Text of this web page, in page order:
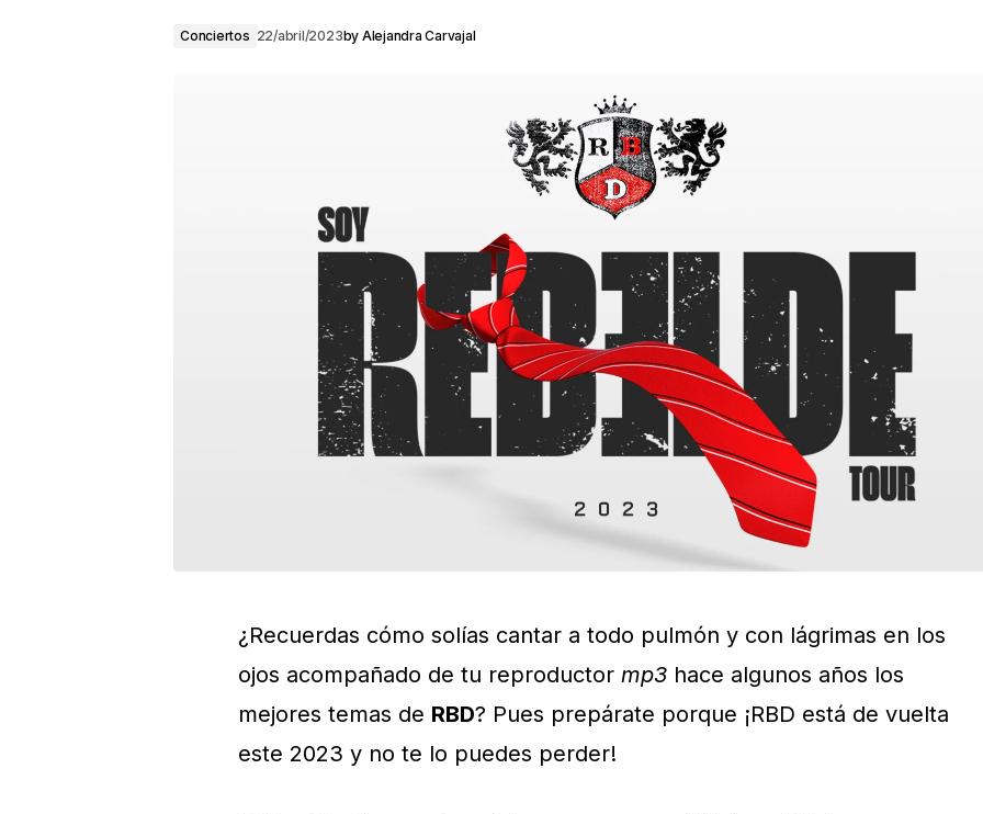
Conciertos 22/abril/2023by Alejandra Carvajal
¿Recuerdas cómo solías cantar a todo pulmón y con lágrimas en los
ojos acompañado de tu reproductor mp3 hace algunos años los
mejores temas de RBD? Pues prepárate porque ¡RBD está de vuelta
este 2023 y no te lo puedes perder!